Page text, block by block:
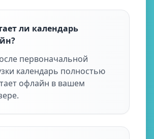
ли календарь
первоначальной
календарь полностью
офлайн в вашем